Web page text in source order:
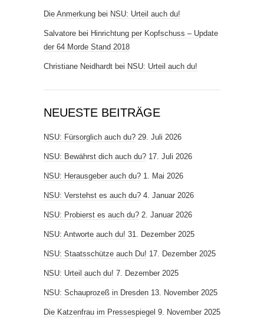
Die Anmerkung bei NSU: Urteil auch du!
Salvatore bei Hinrichtung per Kopfschuss – Update
der 64 Morde Stand 2018
Christiane Neidhardt bei NSU: Urteil auch du!
NEUESTE BEITRÄGE
NSU: Fürsorglich auch du? 29. Juli 2026
NSU: Bewährst dich auch du? 17. Juli 2026
NSU: Herausgeber auch du? 1. Mai 2026
NSU: Verstehst es auch du? 4. Januar 2026
NSU: Probierst es auch du? 2. Januar 2026
NSU: Antworte auch du! 31. Dezember 2025
NSU: Staatsschütze auch Du! 17. Dezember 2025
NSU: Urteil auch du! 7. Dezember 2025
NSU: Schauprozeß in Dresden 13. November 2025
Die Katzenfrau im Pressespiegel 9. November 2025